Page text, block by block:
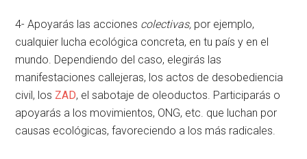
4- Apoyarás las acciones colectivas, por ejemplo,
cualquier lucha ecológica concreta, en tu país y en el
mundo. Dependiendo del caso, elegirás las
manifestaciones callejeras, los actos de desobediencia
civil, los ZAD, el sabotaje de oleoductos. Participarás o
apoyarás a los movimientos, ONG, etc. que luchan por
causas ecológicas, favoreciendo a los más radicales.